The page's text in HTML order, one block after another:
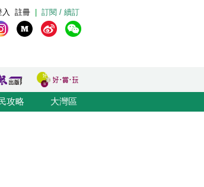
訂閱 / 續訂
註冊
入
攻略 大灣區